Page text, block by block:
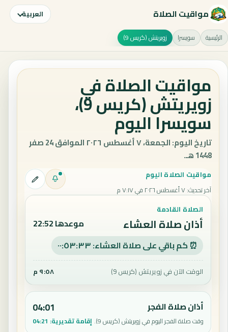
مواقيت الصلاة العربية
الرئيسية سويسرا زويريتش (كريس 9)
مواقيت الصلاة في
زويريتش (كريس 9)،
سويسرا اليوم
تاريخ اليوم: الجمعة، ٧ أغسطس ٢٠٢٦ الموافق 24 صفر
1448 هـ.
مواقيت الصلاة اليوم
آخر تحديث:٧ أغسطس ٢٠٢٦ في ٧:١٧ م
الصلاة القادمة
أذان صلاة العشاء موعدها 22:52
⏰ كم باقي على صلاة العشاء: ٠٠:٥٣:٣٢
الوقت الآن في زويريتش (كريس 9) ٩:٥٨ م
أذان صلاة الفجر
وقت صلاة الفجر اليوم في زويريتش (كريس 9).
04:01
إقامة تقديرية: 04:21